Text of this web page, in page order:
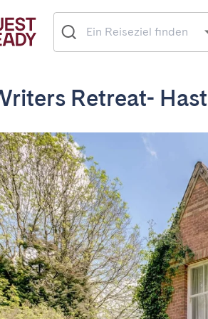
Retreat-